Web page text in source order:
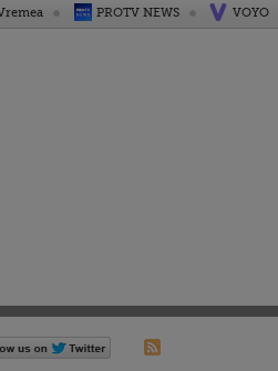
PROTV NEWS VOYO